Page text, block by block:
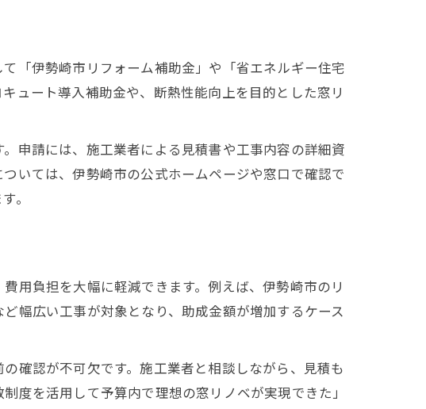
を紹介
類
とは
環境
方
比較
イント
情報
「伊勢崎市リフォーム補助金」や「省エネルギー住宅
ュート導入補助金や、断熱性能向上を目的とした窓リ
申請には、施工業者による見積書や工事内容の詳細資
いては、伊勢崎市の公式ホームページや窓口で確認で
。
用負担を大幅に軽減できます。例えば、伊勢崎市のリ
幅広い工事が対象となり、助成金額が増加するケース
確認が不可欠です。施工業者と相談しながら、見積も
度を活用して予算内で理想の窓リノベが実現できた」